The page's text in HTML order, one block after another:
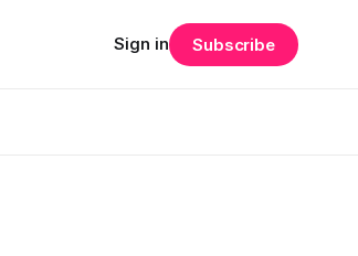
Sign in Subscribe